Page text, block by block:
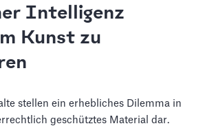
Intelligenz
Kunst zu
stellen ein erhebliches Dilemma in
geschütztes Material dar.